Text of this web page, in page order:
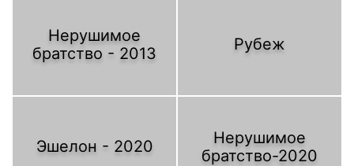
Нерушимое
братство - 2013
Рубеж
Эшелон - 2020
Нерушимое
братство-2020